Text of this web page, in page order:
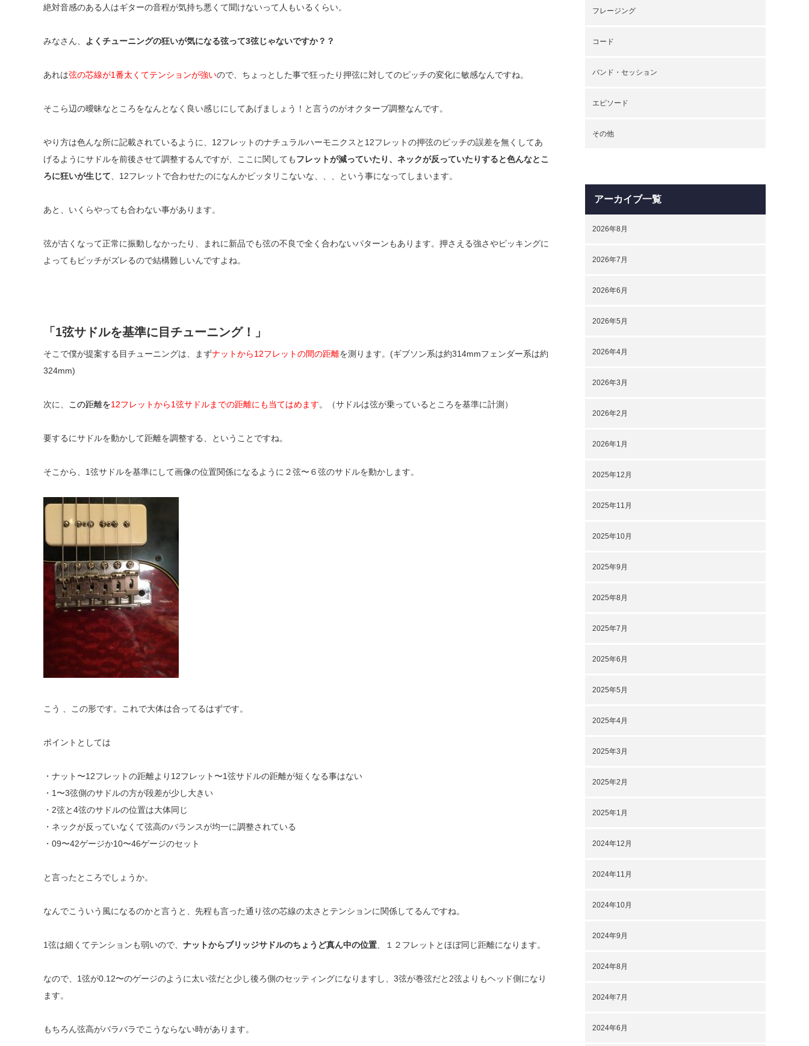
絶対音感のある人はギターの音程が気持ち悪くて聞けないって人もいるくらい。
みなさん、 よくチューニングの狂いが気になる弦って3弦じゃないですか？？
あれは弦の芯線が1番太くてテンションが強いので、ちょっとした事で狂ったり押弦に対してのピッチの変化に敏感なんですね。
そこら辺の曖昧なところをなんとなく良い感じにしてあげましょう！と言うのがオクターブ調整なんです。
やり方は色んな所に記載されているように、12フレットのナチュラルハーモニクスと12フレットの押弦のピッチの誤差を無くしてあ
げるようにサドルを前後させて調整するんですが、
ここに関してもフレットが減っていたり、ネックが反っていたりすると色んなとこ
ろに狂いが生じて 、12フレットで合わせたのになんかピッタリこないな、、、という事になってしまいます。
あと、いくらやっても合わない事があります。
弦が古くなって正常に振動しなかったり、 まれに新品でも弦の不良で全く合わないパターンもあります。 押さえる強さやピッキングに
よってもピッチがズレるので結構難しいんですよね。
「1弦サドルを基準に目チューニング！」
そこで僕が提案する目チューニングは、 まずナットから12フレットの間の距離を測ります。(ギブソン系は約314mmフェンダー系は約
324mm)
次に、 この距離を12フレットから1弦サドルまでの距離にも当てはめます。（サドルは弦が乗っているところを基準に計測）
要するにサドルを動かして距離を調整する、ということですね。
そこから、1弦サドルを基準にして画像の位置関係になるように２弦〜６弦のサドルを動かします。
こう 、 この形です。 これで大体は合ってるはずです。
ポイントとしては
・ナット〜12フレットの距離より12フレット〜1弦サドルの距離が短くなる事はない
・1〜3弦側のサドルの方が段差が少し大きい
・2弦と4弦のサドルの位置は大体同じ
・ネックが反っていなくて弦高のバランスが均一に調整されている
・09〜42ゲージか10〜46ゲージのセット
と言ったところでしょうか。
なんでこういう風になるのかと言うと、先程も言った通り弦の芯線の太さとテンションに関係してるんですね。
1弦は細くてテンションも弱いので、 ナットからブリッジサドルのちょうど真ん中の位置 、１２フレットとほぼ同じ距離になります。
なので、1弦が0.12〜のゲージのように太い弦だと少し後ろ側のセッティングになりますし、 3弦が巻弦だと2弦よりもヘッド側になり
ます。
もちろん弦高がバラバラでこうならない時があります。
フレージング
コード
バンド・セッション
エピソード
その他
アーカイブ一覧
2026年8月
2026年7月
2026年6月
2026年5月
2026年4月
2026年3月
2026年2月
2026年1月
2025年12月
2025年11月
2025年10月
2025年9月
2025年8月
2025年7月
2025年6月
2025年5月
2025年4月
2025年3月
2025年2月
2025年1月
2024年12月
2024年11月
2024年10月
2024年9月
2024年8月
2024年7月
2024年6月